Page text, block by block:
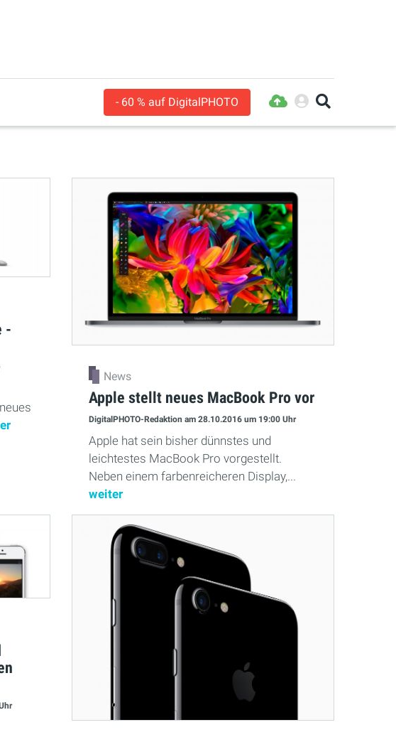
- 60 % auf DigitalPHOTO
-
News
Apple stellt neues MacBook Pro vor
DigitalPHOTO-Redaktion am 28.10.2016 um 19:00 Uhr
Apple hat sein bisher dünnstes und
leichtestes MacBook Pro vorgestellt.
Neben einem farbenreicheren Display,...
weiter